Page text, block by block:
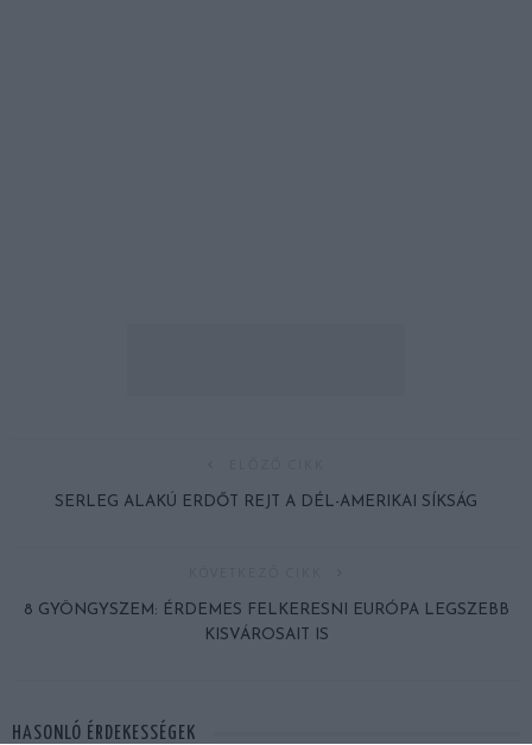
SERLEG ALAKÚ ERDŐT REJT A DÉL-AMERIKAI SÍKSÁG
8 GYÖNGYSZEM: ÉRDEMES FELKERESNI EURÓPA LEGSZEBB
KISVÁROSAIT IS
HASONLÓ ÉRDEKESSÉGEK